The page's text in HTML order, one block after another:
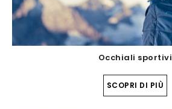
Occhiali sportivi
SCOPRI DI PIÙ